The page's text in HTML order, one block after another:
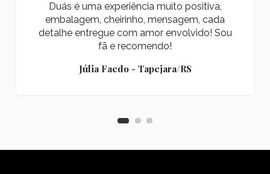
Duás é uma experiência muito positiva,
embalagem, cheirinho, mensagem, cada
detalhe entregue com amor envolvido! Sou
fã e recomendo!
Júlia Faedo - Tapejara/RS